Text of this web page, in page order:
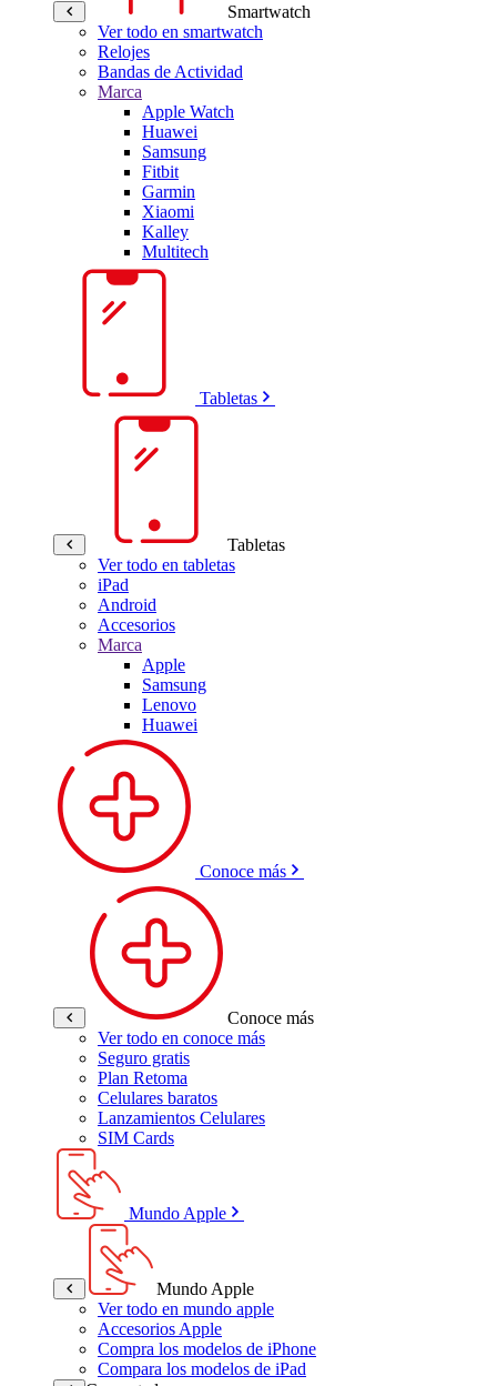
Smartwatch
Ver todo en smartwatch
Relojes
Bandas de Actividad
Marca
Apple Watch
Huawei
Samsung
Fitbit
Garmin
Xiaomi
Kalley
Multitech
Tabletas
Tabletas
Ver todo en tabletas
iPad
Android
Accesorios
Marca
Apple
Samsung
Lenovo
Huawei
Conoce más
Conoce más
Ver todo en conoce más
Seguro gratis
Plan Retoma
Celulares baratos
Lanzamientos Celulares
SIM Cards
Mundo Apple
Mundo Apple
Ver todo en mundo apple
Accesorios Apple
Compra los modelos de iPhone
Compara los modelos de iPad